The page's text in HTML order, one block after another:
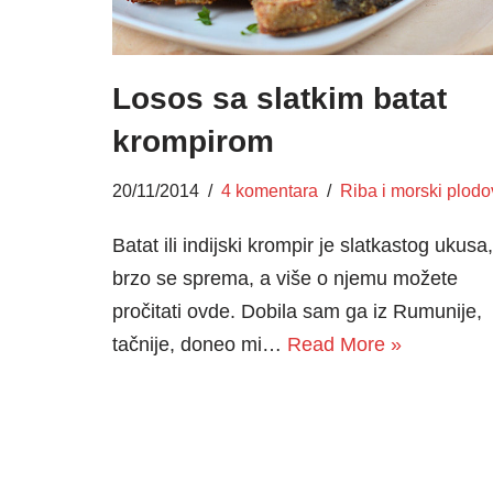
Losos sa slatkim batat
krompirom
20/11/2014 4 komentara Riba i morski
Batat ili indijski krompir je slatkastog ukusa,
brzo se sprema, a više o njemu možete
pročitati ovde. Dobila sam ga iz Rumunije,
tačnije, doneo mi… Read More »